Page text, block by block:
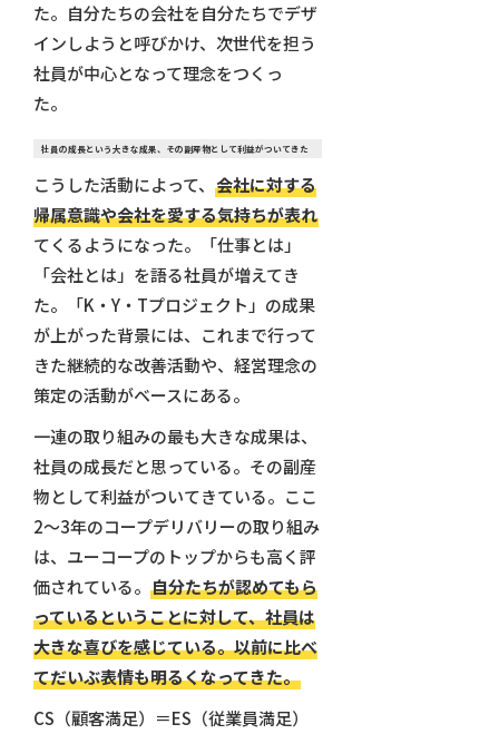
た。自分たちの会社を自分たちでデザ
インしようと呼びかけ、次世代を担う
社員が中心となって理念をつくっ
た。
社員の成長という大きな成果、その副産物として利益がついてきた
こうした活動によって、 会社に対する
帰属意識や会社を愛する気持ちが表れ
てくるようになった。「仕事とは」
「会社とは」を語る社員が増えてき
た。「K・Y・Tプロジェクト」の成果
が上がった背景には、これまで行って
きた継続的な改善活動や、経営理念の
策定の活動がベースにある。
一連の取り組みの最も大きな成果は、
社員の成長だと思っている。その副産
物として利益がついてきている。ここ
2～3年のコープデリバリーの取り組み
は、ユーコープのトップからも高く評
価されている。 自分たちが認めてもら
っているということに対して、社員は
大きな喜びを感じている。以前に比べ
てだいぶ表情も明るくなってきた。
CS（顧客満足）＝ES（従業員満足）